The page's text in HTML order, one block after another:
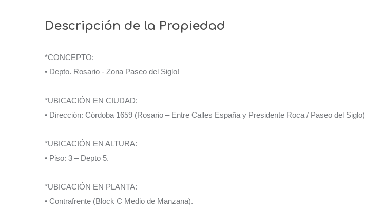
Descripción de la Propiedad
*CONCEPTO:
• Depto. Rosario - Zona Paseo del Siglo!
*UBICACIÓN EN CIUDAD:
• Dirección: Córdoba 1659 (Rosario – Entre Calles España y Presidente Roca / Paseo del Siglo)
*UBICACIÓN EN ALTURA:
• Piso: 3 – Depto 5.
*UBICACIÓN EN PLANTA:
• Contrafrente (Block C Medio de Manzana).